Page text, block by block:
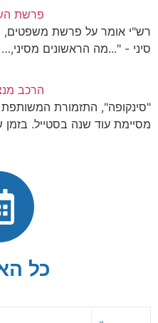
פרשת
רש"י אומר על פרשת
סיני - "...מה הראשונים מסיני,…
הרכב
"סינקופה", התזמורת המשותפת
מסיימת עוד שנה בסטייל. בזמן
כל